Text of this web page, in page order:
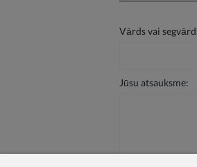
Vārds vai
Jūsu atsauksme: